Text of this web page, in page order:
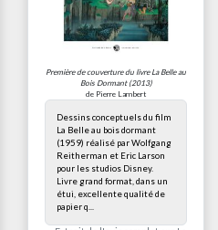
Première de couverture du livreLa Belle au
Bois Dormant(2013)
de Pierre Lambert
Dessins conceptuels du film
La Belle au bois dormant
(1959) réalisé par Wolfgang
Reitherman et Eric Larson
pour les studios Disney.
Livre grand format, dans un
étui, excellente qualité de
papier q...